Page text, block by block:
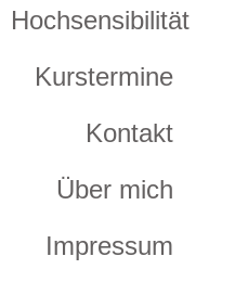
Hochsensibilität
Kurstermine
Kontakt
Über mich
Impressum